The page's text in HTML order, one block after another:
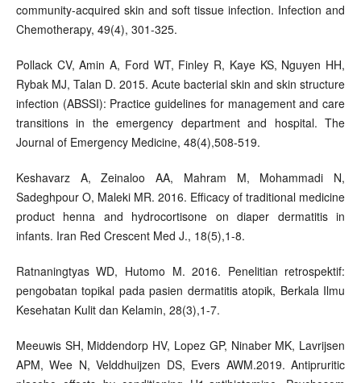
community-acquired skin and soft tissue infection. Infection and
Chemotherapy, 49(4), 301-325.
Pollack CV, Amin A, Ford WT, Finley R, Kaye KS, Nguyen HH,
Rybak MJ, Talan D. 2015. Acute bacterial skin and skin structure
infection (ABSSI): Practice guidelines for management and care
transitions in the emergency department and hospital. The
Journal of Emergency Medicine, 48(4),508-519.
Keshavarz A, Zeinaloo AA, Mahram M, Mohammadi N,
Sadeghpour O, Maleki MR. 2016. Efficacy of traditional medicine
product henna and hydrocortisone on diaper dermatitis in
infants. Iran Red Crescent Med J., 18(5),1-8.
Ratnaningtyas WD, Hutomo M. 2016. Penelitian retrospektif:
pengobatan topikal pada pasien dermatitis atopik, Berkala Ilmu
Kesehatan Kulit dan Kelamin, 28(3),1-7.
Meeuwis SH, Middendorp HV, Lopez GP, Ninaber MK, Lavrijsen
APM, Wee N, Velddhuijzen DS, Evers AWM.2019. Antipruritic